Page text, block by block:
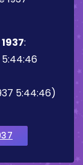
:
5:44:46)